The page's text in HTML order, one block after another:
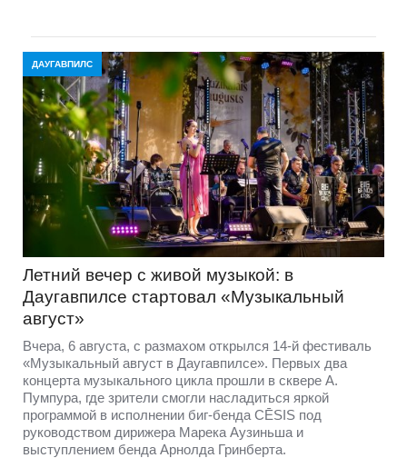
ДАУГАВПИЛС
Летний вечер с живой музыкой: в
Даугавпилсе стартовал «Музыкальный
август»
Вчера, 6 августа, с размахом открылся 14-й фестиваль
«Музыкальный август в Даугавпилсе». Первых два
концерта музыкального цикла прошли в сквере А.
Пумпура, где зрители смогли насладиться яркой
программой в исполнении биг-бенда CĒSIS под
руководством дирижера Марека Аузиньша и
выступлением бенда Арнолда Гринберта.